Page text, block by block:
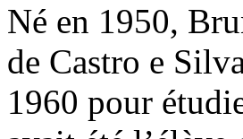
Né en 1950,
de Castro e
1960 pour